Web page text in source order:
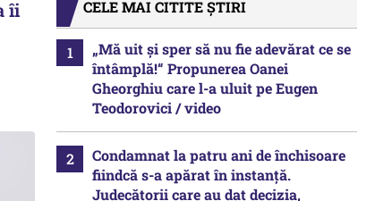
îi
CELE MAI CITITE ȘTIRI
„Mă uit și sper să nu fie adevărat ce se
întâmplă!“ Propunerea Oanei
Gheorghiu care l-a uluit pe Eugen
Teodorovici / video
Condamnat la patru ani de închisoare
fiindcă s-a apărat în instanță.
Judecătorii care au dat decizia,